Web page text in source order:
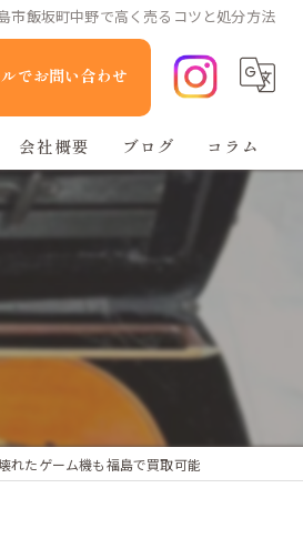
市飯坂町中野で高く売るコツと処分方法
でお問い合わせ
会社概要 ブログ コラム
れたゲーム機も福島で買取可能